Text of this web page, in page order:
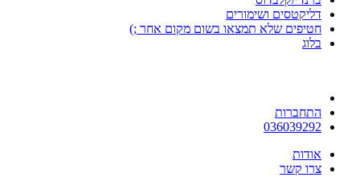
דליקטסים ושימורים
חטיפים שלא תמצאו בשום מקום אחר ;)
בלוג
התחברות
036039292
אודות
צרו קשר